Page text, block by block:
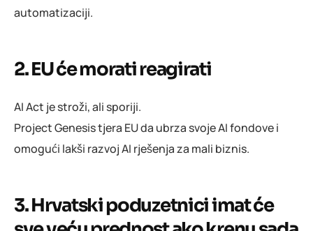
automatizaciji.
2. EU će morati reagirati
AI Act je stroži, ali sporiji.
Project Genesis tjera EU da ubrza svoje AI fondove i
omogući lakši razvoj AI rješenja za mali biznis.
3. Hrvatski poduzetnici imat će